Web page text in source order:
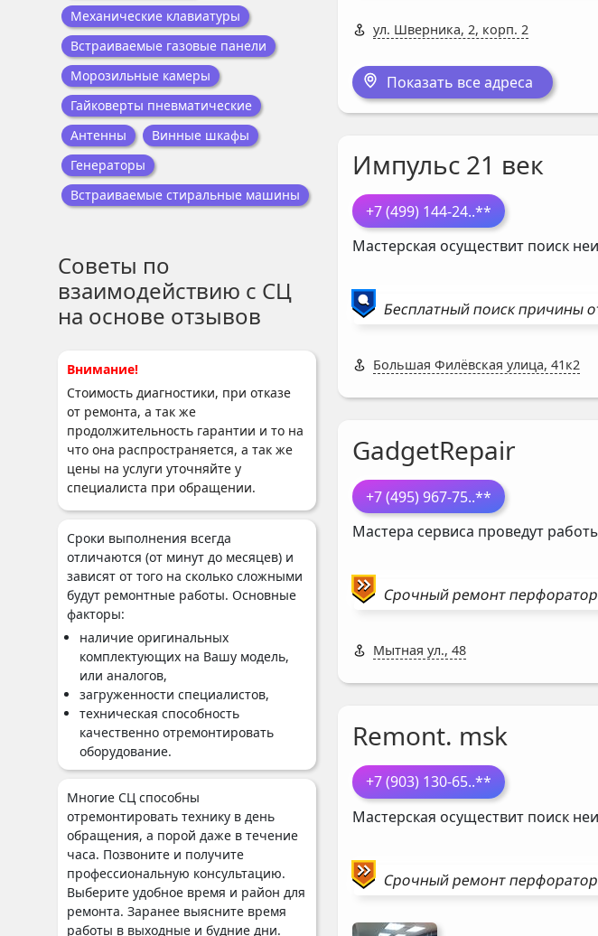
Механические клавиатуры
Встраиваемые газовые панели
Морозильные камеры
Гайковерты пневматические
Антенны
Винные шкафы
Генераторы
Встраиваемые стиральные машины
Советы по
взаимодействию с СЦ
на основе отзывов
Внимание!
Стоимость диагностики, при отказе
от ремонта, а так же
продолжительность гарантии и то на
что она распространяется, а так же
цены на услуги уточняйте у
специалиста при обращении.
Сроки выполнения всегда
отличаются (от минут до месяцев) и
зависят от того на сколько сложными
будут ремонтные работы. Основные
факторы:
наличие оригинальных
комплектующих на Вашу модель,
или аналогов,
загруженности специалистов,
техническая способность
качественно отремонтировать
оборудование.
Многие СЦ способны
отремонтировать технику в день
обращения, а порой даже в течение
часа. Позвоните и получите
профессиональную консультацию.
Выберите удобное время и район для
ремонта. Заранее выясните время
работы в выходные и будние дни.
ул. Шверника, 2, корп. 2
Показать все адреса
Импульс 21 век
+7 (499) 144-24..**
Мастерская осуществит поиск
Бесплатный поиск причины
Большая Филёвская улица, 41к2
GadgetRepair
+7 (495) 967-75..**
Мастера сервиса проведут
Срочный ремонт
Мытная ул., 48
Remont. msk
+7 (903) 130-65..**
Мастерская осуществит поиск
Срочный ремонт